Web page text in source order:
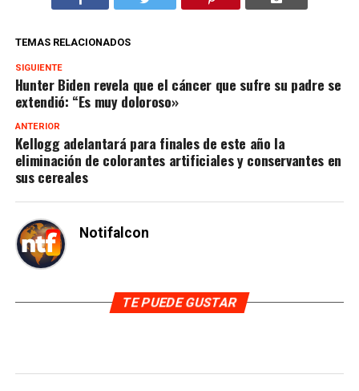
TEMAS RELACIONADOS
SIGUIENTE
Hunter Biden revela que el cáncer que sufre su padre se
extendió: “Es muy doloroso»
ANTERIOR
Kellogg adelantará para finales de este año la
eliminación de colorantes artificiales y conservantes en
sus cereales
Notifalcon
TE PUEDE GUSTAR